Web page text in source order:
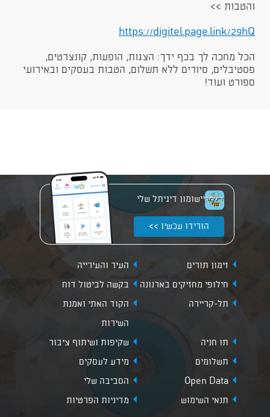
והטבות >>
https://digitel.page.link/29hQ​​
הכל מחכה לך בכף ידך: הצגות, הופעות, קונצרטים,
פסטיבלים, סיורים ללא תשלום, הטבות בעסקים ובאירועי
ספורט ועוד!
יישומון דיגיתל שלי
הורידו עכשיו >>
זימון תורים
העיר והעירייה
חילופי מחזיקים בארנונה
בקשה לביטול דוח
תל-קריירה
הקוד האתי ואמנת
השירות
תו חניה
שקיפות ושיתוף ציבור
תשלומים
מידע לעסקים
Open Data
הסביבה שלי
תנאי השימוש
מדיניות הפרטיות